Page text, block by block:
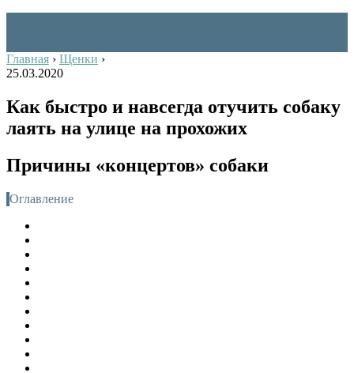
Главная › Щенки ›
25.03.2020
Как быстро и навсегда отучить собаку
лаять на улице на прохожих
Причины «концертов» собаки
Оглавление